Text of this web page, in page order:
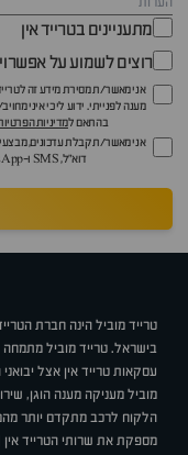
מתעניינים בטרייד אין
רוצים לשמוע על
אני מאשר/ת מסירת מידע זה
מענה לפנייתי. ידוע לי כי איני
בהתאם למדיניות
אני מאשר/ת קבלת עדכונים,
דוא״ל, SMS ו-WhatsApp. ידוע לי כי באפשרותי לבטל הסכמה זו בכל עת.
טרייד מוביל הינה חברת
בישראל. טרייד מוביל
עסקאות טרייד אין אצל
מוביל מעניקה מענה הוגן,
הלקוח לרכב מתקדם יותר
מספקת את שרותי הטרייד